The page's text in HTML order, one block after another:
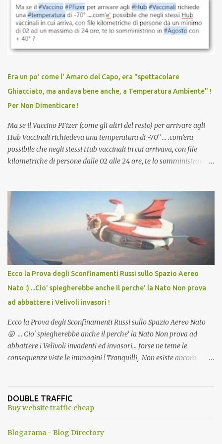
sconti, incentivi per vaccinarsi. Non avevamo mai visto
discriminazioni per coloro che non l’hanno fatto. Se non sei stato
vaccinato, nessuno aveva prima cercato di farti sentire una
persona cattiva. Non avevamo mai visto un vaccino che minacci le
vaccino usato per minacciare i mezzi di sussistenza, il lavoro o la
scuola. Non avevamo mai visto un vaccino che permettesse a un
dodicenne di ignorare il consenso dei genitori. Dopo tutti i vaccini
che abbiamo elencato sopra...
Era un po' come l' Amaro del Capo, era "spettacolare
Ghiacciato, ma andava bene anche, a Temperatura Ambiente" !
Per Non Dimenticare !
Ma se il Vaccino PFizer (come gli altri del resto) per arrivare agli
Hub Vaccinali richiedeva una temperatura di -70° ... .com'era
possibile che negli stessi Hub vaccinali in cui arrivava, con file
kilometriche di persone dalle 02 alle 24 ore, te lo somministravano
Vaccino come: l' Amaro del Capo, era "spettacolare Ghiacciato, ma
andava bene anche, a Temperatura Ambiente"! Riproponiamo
l'articolo per NON Dimenticare!
Ecco la Prova degli Sconfinamenti Russi sullo Spazio Aereo
Nato :) ...Cio' spiegherebbe anche il perche' la Nato Non prova
ad abbattere i Velivoli invasori !
Ecco la Prova degli Sconfinamenti Russi sullo Spazio Aereo Nato
😛 ... Cio' spiegherebbe anche il perche' la Nato Non prova ad
abbattere i Velivoli invadenti ed invasori... forse ne teme le
conseguenze viste le immagini ! Tranquilli, Non esiste ancora
ancora una fantasia Nato o forse una "False Flag", per provocare
una guerra mondiale che difficilmente da menti sane, potrebbe
DOUBLE TRAFFIC
Buy website traffic cheap
Blogarama - Blog Directory